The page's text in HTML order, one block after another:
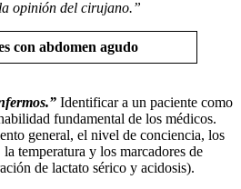
opinión del cirujano.”
con abdomen agudo
Identificar a un paciente como
fundamental de los médicos.
general, el nivel de conciencia, los
temperatura y los marcadores de
de lactato sérico y acidosis).